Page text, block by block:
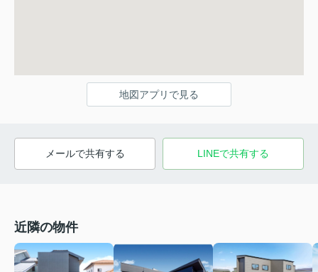
地図アプリで見る
メールで共有する LINEで共有する
近隣の物件